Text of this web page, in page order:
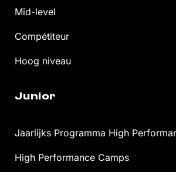
Mid-level
Compétiteur
Hoog niveau
Junior
Jaarlijks Programma High
High Performance Camps